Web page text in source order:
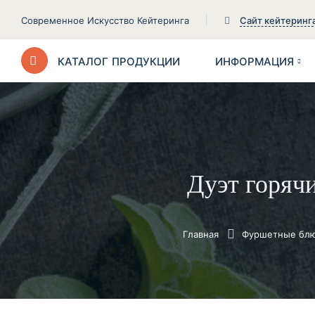
Современное Искусство Кейтеринга Сайт
КАТАЛОГ ПРОДУКЦИИ ИНФОРМАЦИЯ
Дуэт
Главная Фуршетные